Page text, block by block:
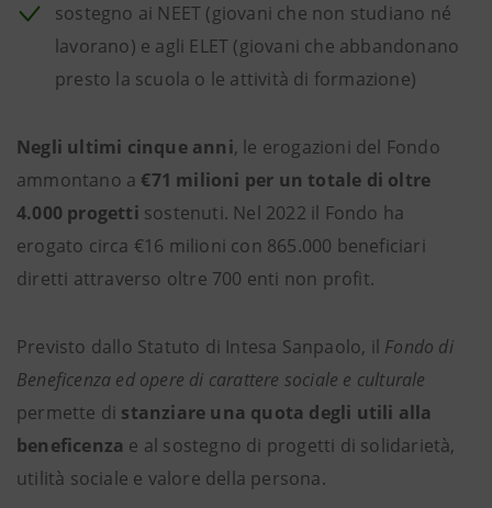
sostegno ai NEET (giovani che non studiano né
lavorano) e agli ELET (giovani che abbandonano
presto la scuola o le attività di formazione)
Negli ultimi cinque anni, le erogazioni del Fondo
ammontano a €71 milioni per un totale di oltre
4.000 progetti sostenuti. Nel 2022 il Fondo ha
erogato circa €16 milioni con 865.000 beneficiari
diretti attraverso oltre 700 enti non profit.
Previsto dallo Statuto di Intesa Sanpaolo, il Fondo di
Beneficenza ed opere di carattere sociale e culturale
permette di stanziare una quota degli utili alla
beneficenza e al sostegno di progetti di solidarietà,
utilità sociale e valore della persona.